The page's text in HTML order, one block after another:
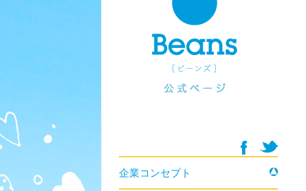
企業コンセプト